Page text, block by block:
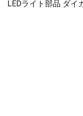
LEDライト部品 ダイ